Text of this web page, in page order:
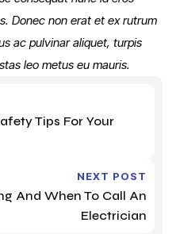
Donec non erat et ex rutrum
ac pulvinar aliquet, turpis
leo metus eu mauris.
Tips For Your
NEXT POST
And When To Call An
Electrician